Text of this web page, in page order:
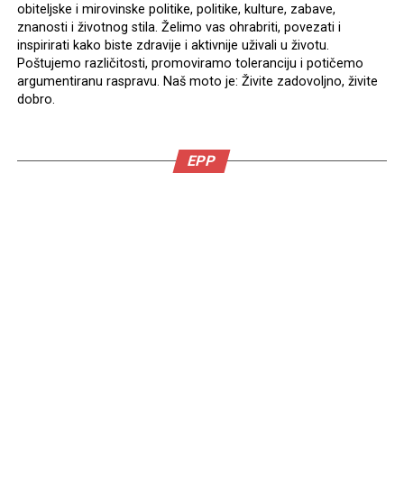
obiteljske i mirovinske politike, politike, kulture, zabave,
znanosti i životnog stila. Želimo vas ohrabriti, povezati i
inspirirati kako biste zdravije i aktivnije uživali u životu.
Poštujemo različitosti, promoviramo toleranciju i potičemo
argumentiranu raspravu. Naš moto je: Živite zadovoljno, živite
dobro.
EPP